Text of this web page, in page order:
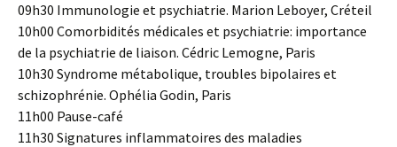
09h30 Immunologie et psychiatrie. Marion Leboyer, Créteil
10h00 Comorbidités médicales et psychiatrie: importance
de la psychiatrie de liaison. Cédric Lemogne, Paris
10h30 Syndrome métabolique, troubles bipolaires et
schizophrénie. Ophélia Godin, Paris
11h00 Pause-café
11h30 Signatures inflammatoires des maladies